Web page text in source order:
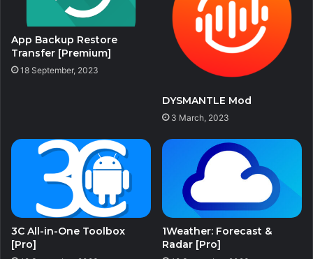
App Backup Restore
Transfer [Premium]
18 September, 2023
DYSMANTLE Mod
3 March, 2023
3C All-in-One Toolbox
[Pro]
1Weather: Forecast &
Radar [Pro]